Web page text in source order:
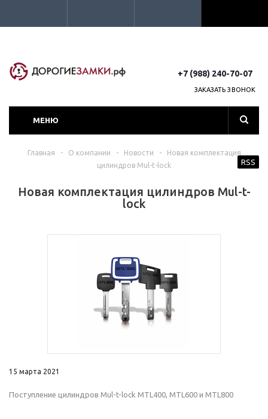
+7 (988) 240-70-07
ЗАКАЗАТЬ ЗВОНОК
МЕНЮ
Главная - О компании - Новости -
Новая комплектация
цилиндров Mul-t-lock
Новая комплектация цилиндров Mul-t-
lock
RSS
15 марта 2021
Поступление цилиндров Mul-t-lock MTL400, MTL600 и MTL800